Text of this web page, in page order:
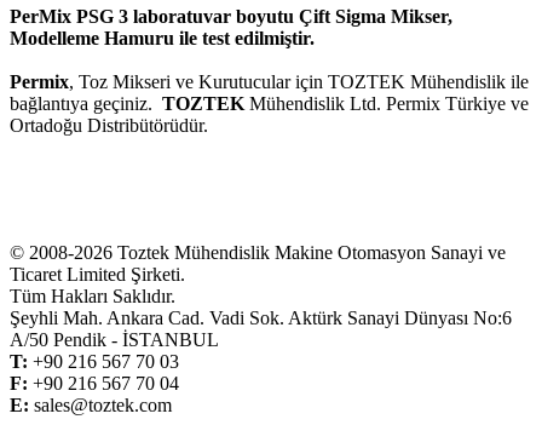
PerMix PSG 3 laboratuvar boyutu Çift Sigma Mikser,
Modelleme Hamuru ile test edilmiştir.
Permix, Toz Mikseri ve Kurutucular için TOZTEK Mühendislik ile
bağlantıya geçiniz. TOZTEK Mühendislik Ltd. Permix Türkiye ve
Ortadoğu Distribütörüdür.
© 2008-2026 Toztek Mühendislik Makine Otomasyon Sanayi ve
Ticaret Limited Şirketi.
Tüm Hakları Saklıdır.
Şeyhli Mah. Ankara Cad. Vadi Sok. Aktürk Sanayi Dünyası No:6
A/50 Pendik - İSTANBUL
T: +90 216 567 70 03
F: +90 216 567 70 04
E: sales@toztek.com